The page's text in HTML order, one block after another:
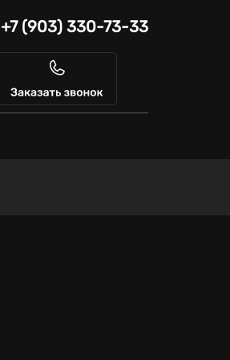
+7 (903) 330-73-33